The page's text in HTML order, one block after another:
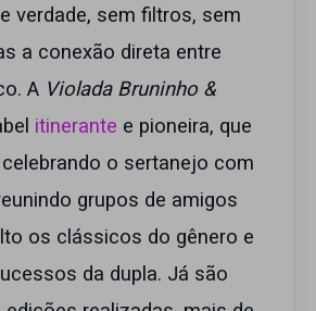
verdade, sem filtros, sem
a conexão direta entre
A Violada Bruninho &
itinerante e pioneira, que
o sertanejo com
grupos de amigos
os clássicos do gênero e
da dupla. Já são